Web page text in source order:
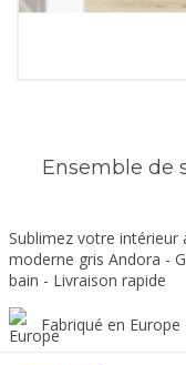
Ensemble de
Sublimez votre intérieur
moderne gris Andora -
bain - Livraison rapide
Fabriqué en Europe